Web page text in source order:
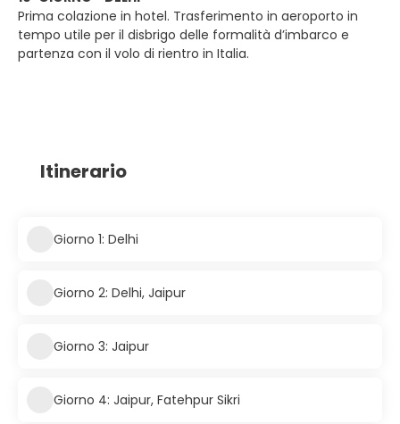
Prima colazione in hotel. Trasferimento in aeroporto in
tempo utile per il disbrigo delle formalità d’imbarco e
partenza con il volo di rientro in Italia.
Itinerario
Giorno 1: Delhi
Giorno 2: Delhi, Jaipur
Giorno 3: Jaipur
Giorno 4: Jaipur, Fatehpur Sikri